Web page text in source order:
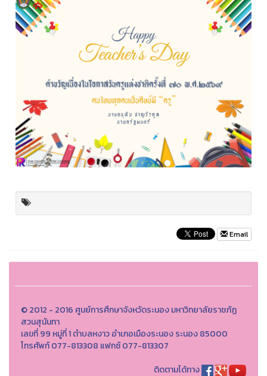
Email
© 2012 - 2016 ศูนย์การศึกษาจังหวัดระนอง มหาวิทยาลัยราชภัฏ
สวนสุนันทา
เลขที่ 99 หมู่ที่ 1 ตำบลหงาว อำเภอเมืองระนอง ระนอง 85000
โทรศัพท์ 077-813308 แฟกซ์ 077-813307
ติดตามได้ทาง